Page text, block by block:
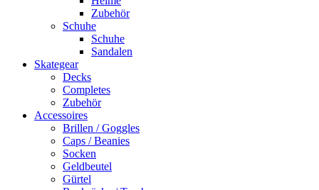
Zubehör
Schuhe
Schuhe
Sandalen
Skategear
Decks
Completes
Zubehör
Accessoires
Brillen / Goggles
Caps / Beanies
Socken
Geldbeutel
Gürtel